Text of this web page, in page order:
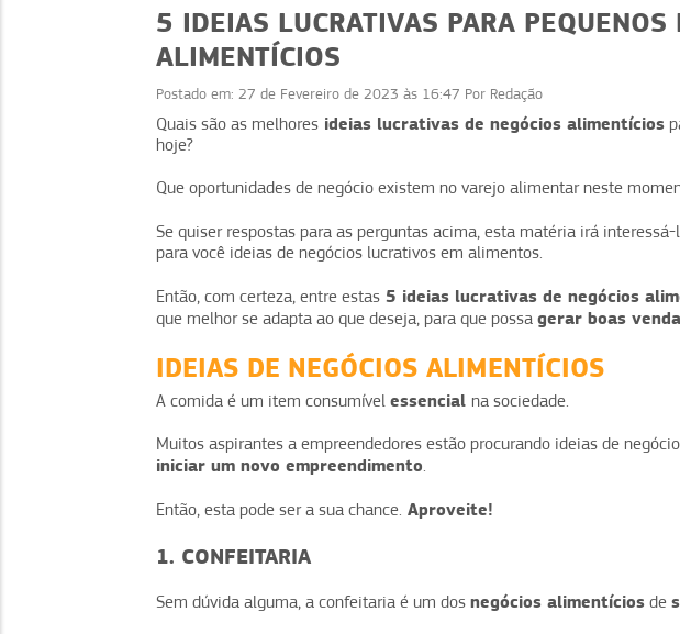
5 IDEIAS LUCRATIVAS PARA PEQUENOS
ALIMENTÍCIOS
Postado em: 27 de Fevereiro de 2023 às 16:47 Por Redação
Quais são as melhores ideias lucrativas de negócios alimentícios
hoje?
Que oportunidades de negócio existem no varejo alimentar neste
Se quiser respostas para as perguntas acima, esta matéria irá interessá-
para você ideias de negócios lucrativos em alimentos.
Então, com certeza, entre estas 5 ideias lucrativas de negócios
que melhor se adapta ao que deseja, para que possa gerar boas
IDEIAS DE NEGÓCIOS ALIMENTÍCIOS
A comida é um item consumível essencial na sociedade.
Muitos aspirantes a empreendedores estão procurando ideias de
iniciar um novo empreendimento.
Então, esta pode ser a sua chance. Aproveite!
1. CONFEITARIA
Sem dúvida alguma, a confeitaria é um dos negócios alimentícios de
dicas para
aumente vendas recorrentes
de
1